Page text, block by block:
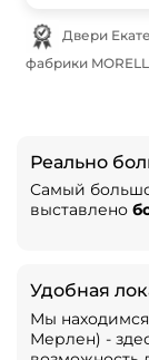
фабрики
Реально
Самый
выставлено
Удобная
Мы
Мерлен) -